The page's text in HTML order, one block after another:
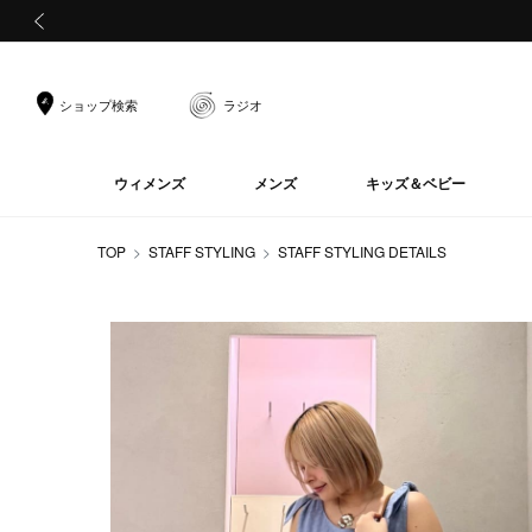
ショップ検索 ラジオ
ウィメンズ メンズ キッズ＆ベビー
TOP STAFF STYLING STAFF STYLING DETAILS